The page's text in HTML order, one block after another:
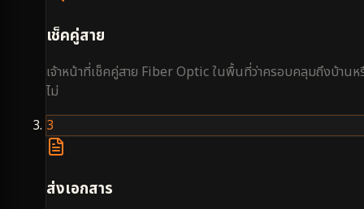
เช็คคู่สาย
เจ้าหน้าที่เช็คคู่สาย Fiber Optic ในพื้นที่ว่าครอบคลุมถึงบ้านห
ไม่
3
ส่งเอกสาร